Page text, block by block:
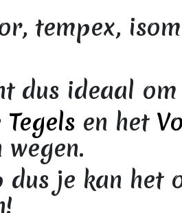
tempex,
dus ideaal
en het
je kan het